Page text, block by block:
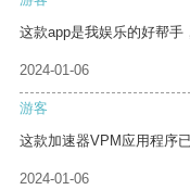
这款app是我娱乐的好帮手
2024-01-06
游客
这款加速器VPM应用程序
2024-01-06